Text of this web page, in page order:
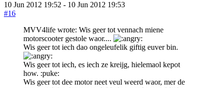
10 Jun 2012 19:52 - 10 Jun 2012 19:53
#16
MVV4life wrote: Wis geer tot vennach miene
motorscooter gestole waor....
Wis geer tot iech dao ongeleufelik giftig euver bin.
Wis geer tot iech, es iech ze kreijg, hielemaol kepot
how. :puke:
Wis geer tot dee motor neet veul weerd waor, mer de